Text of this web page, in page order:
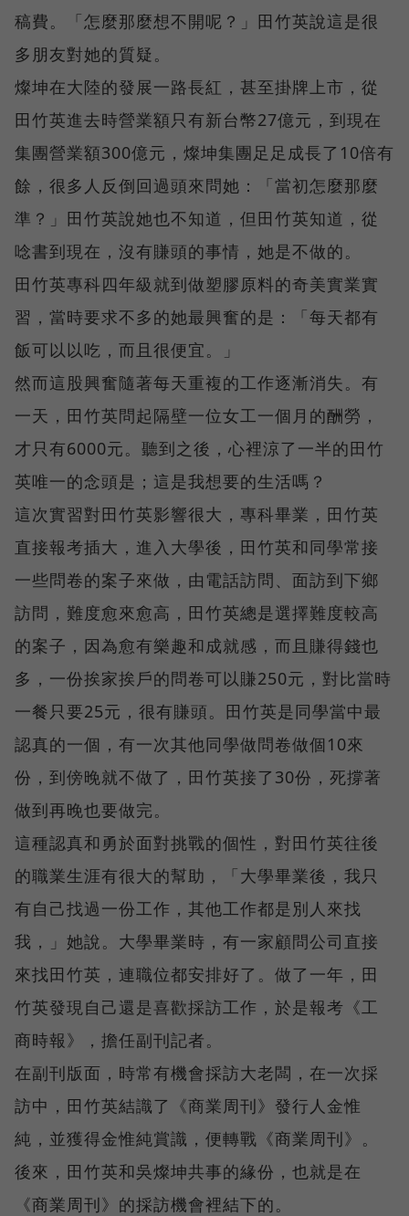
稿費。「怎麼那麼想不開呢？」田竹英說這是很
多朋友對她的質疑。
燦坤在大陸的發展一路長紅，甚至掛牌上市，從
田竹英進去時營業額只有新台幣27億元，到現在
集團營業額300億元，燦坤集團足足成長了10倍有
餘，很多人反倒回過頭來問她：「當初怎麼那麼
準？」田竹英說她也不知道，但田竹英知道，從
唸書到現在，沒有賺頭的事情，她是不做的。
田竹英專科四年級就到做塑膠原料的奇美實業實
習，當時要求不多的她最興奮的是：「每天都有
飯可以以吃，而且很便宜。」
然而這股興奮隨著每天重複的工作逐漸消失。有
一天，田竹英問起隔壁一位女工一個月的酬勞，
才只有6000元。聽到之後，心裡涼了一半的田竹
英唯一的念頭是；這是我想要的生活嗎？
這次實習對田竹英影響很大，專科畢業，田竹英
直接報考插大，進入大學後，田竹英和同學常接
一些問卷的案子來做，由電話訪問、面訪到下鄉
訪問，難度愈來愈高，田竹英總是選擇難度較高
的案子，因為愈有樂趣和成就感，而且賺得錢也
多，一份挨家挨戶的問卷可以賺250元，對比當時
一餐只要25元，很有賺頭。田竹英是同學當中最
認真的一個，有一次其他同學做問卷做個10來
份，到傍晚就不做了，田竹英接了30份，死撐著
做到再晚也要做完。
這種認真和勇於面對挑戰的個性，對田竹英往後
的職業生涯有很大的幫助，「大學畢業後，我只
有自己找過一份工作，其他工作都是別人來找
我，」她說。大學畢業時，有一家顧問公司直接
來找田竹英，連職位都安排好了。做了一年，田
竹英發現自己還是喜歡採訪工作，於是報考《工
商時報》，擔任副刊記者。
在副刊版面，時常有機會採訪大老闆，在一次採
訪中，田竹英結識了《商業周刊》發行人金惟
純，並獲得金惟純賞識，便轉戰《商業周刊》。
後來，田竹英和吳燦坤共事的緣份，也就是在
《商業周刊》的採訪機會裡結下的。